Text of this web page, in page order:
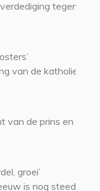
tegen het
van de katholieke
van de prins en
groei’
is nog steeds af